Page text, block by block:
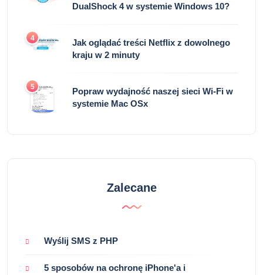
DualShock 4 w systemie Windows 10?
4
Jak oglądać treści Netflix z dowolnego
kraju w 2 minuty
5
Popraw wydajność naszej sieci Wi-Fi w
systemie Mac OSx
Zalecane
Wyślij SMS z PHP
5 sposobów na ochronę iPhone'a i